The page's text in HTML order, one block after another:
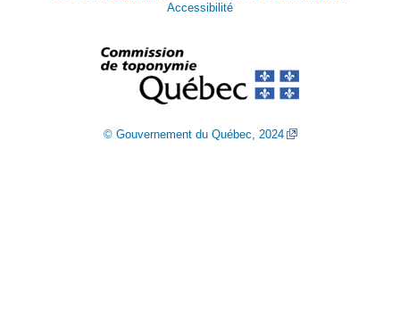
Accessibilité
© Gouvernement du Québec, 2024